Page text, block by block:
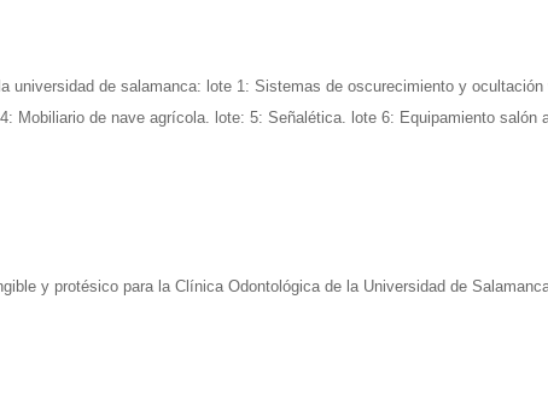
universidad de salamanca: lote 1: Sistemas de oscurecimiento y
Mobiliario de nave agrícola. lote: 5: Señalética. lote 6: Equipamiento salón
y protésico para la Clínica Odontológica de la Universidad de